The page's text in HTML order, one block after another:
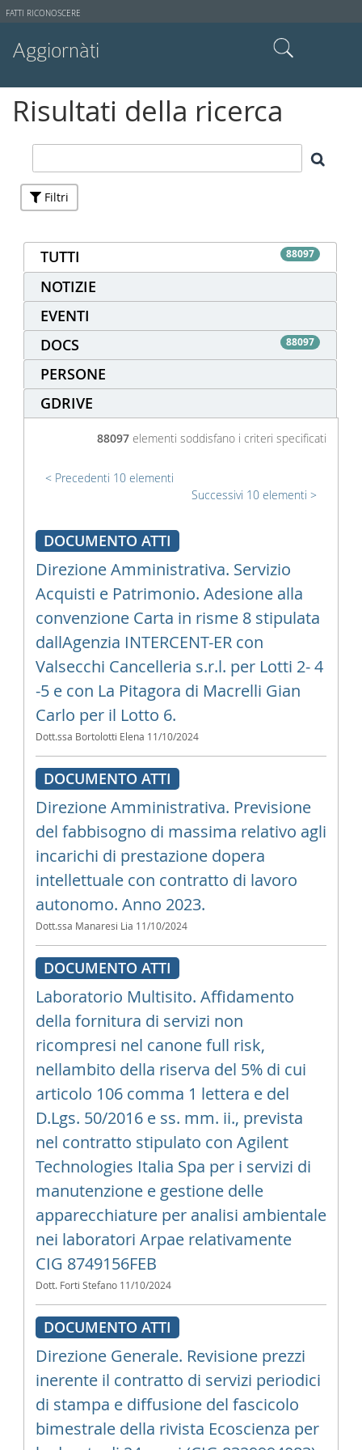
Strumenti
FATTI RICONOSCERE
Aggiornàti
Ricerca avanzata…
Risultati della ricerca
Filtri
TUTTI 88097
NOTIZIE
EVENTI
DOCS
88097
PERSONE
GDRIVE
88097 elementi soddisfano i criteri specificati
Precedenti 10 elementi
Successivi 10 elementi
DOCUMENTO ATTI
Direzione Amministrativa. Servizio
Acquisti e Patrimonio. Adesione alla
convenzione Carta in risme 8 stipulata
dallAgenzia INTERCENT-ER con
Valsecchi Cancelleria s.r.l. per Lotti 2- 4
-5 e con La Pitagora di Macrelli Gian
Carlo per il Lotto 6.
Dott.ssa Bortolotti Elena 11/10/2024
DOCUMENTO ATTI
Direzione Amministrativa. Previsione
del fabbisogno di massima relativo agli
incarichi di prestazione dopera
intellettuale con contratto di lavoro
autonomo. Anno 2023.
Dott.ssa Manaresi Lia 11/10/2024
DOCUMENTO ATTI
Laboratorio Multisito. Affidamento
della fornitura di servizi non
ricompresi nel canone full risk,
nellambito della riserva del 5% di cui
articolo 106 comma 1 lettera e del
D.Lgs. 50/2016 e ss. mm. ii., prevista
nel contratto stipulato con Agilent
Technologies Italia Spa per i servizi di
manutenzione e gestione delle
apparecchiature per analisi ambientale
nei laboratori Arpae relativamente 
CIG 8749156FEB
Dott. Forti Stefano 11/10/2024
DOCUMENTO ATTI
Direzione Generale. Revisione prezzi
inerente il contratto di servizi periodici
di stampa e diffusione del fascicolo
bimestrale della rivista Ecoscienza per